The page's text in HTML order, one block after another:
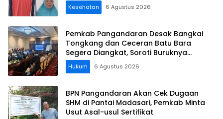
Kesehatan 6 Agustus 2026
Pemkab Pangandaran Desak Bangkai
Tongkang dan Ceceran Batu Bara
Segera Diangkat, Soroti Buruknya
Koordinasi Perusahaan
Hukum 6 Agustus 2026
BPN Pangandaran Akan Cek Dugaan
SHM di Pantai Madasari, Pemkab Minta
Usut Asal-usul Sertifikat